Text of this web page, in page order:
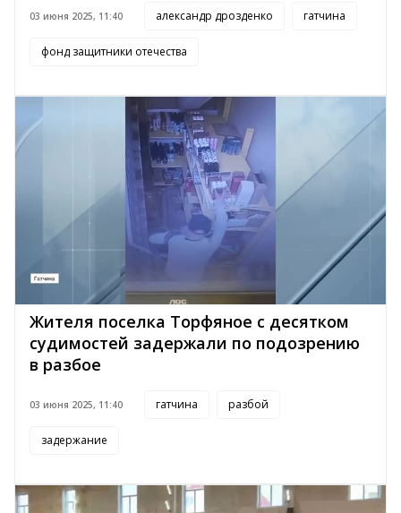
03 июня 2025, 11:40 александр дрозденко гатчина
фонд защитники отечества
Жителя поселка Торфяное с десятком
судимостей задержали по подозрению
в разбое
03 июня 2025, 11:40 гатчина разбой
задержание